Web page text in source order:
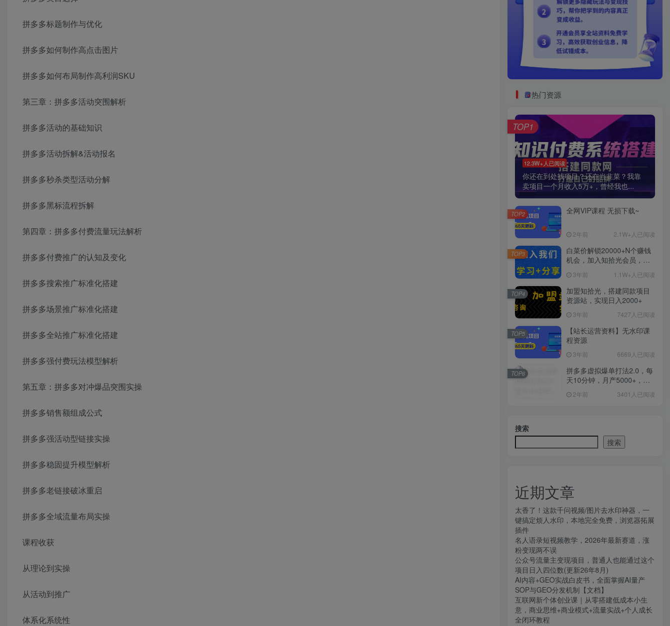
拼多多标题制作与优化
拼多多如何制作高点击图片
拼多多如何布局制作高利润SKU
第三章：拼多多活动突围解析
拼多多活动的基础知识
拼多多活动拆解&活动报名
拼多多秒杀类型活动分解
拼多多黑标流程拆解
第四章：拼多多付费流量玩法解析
拼多多付费推广的认知及变化
拼多多搜索推广标准化搭建
拼多多场景推广标准化搭建
拼多多全站推广标准化搭建
拼多多强付费玩法模型解析
第五章：拼多多对冲爆品突围实操
拼多多销售额组成公式
拼多多强活动型链接实操
拼多多稳固提升模型解析
拼多多老链接破冰重启
拼多多全域流量布局实操
课程收获
从理论到实操
从活动到推广
体系化系统性
热门资源
12.3W+人已阅读
你还在到处找项目？还在当韭菜？我靠
卖项目一个月收入5万+，曾经我也...
TOP1
全网VIP课程 无损下载~
2年前 2.1W+人已阅读
TOP2
白菜价解锁20000+N个赚钱
机会，加入知拾光会员，全
3年前 1.1W+人已阅读
TOP3
加盟知拾光，搭建同款项目
资源站，实现日入2000+
3年前 7427人已阅读
TOP4
【站长运营资料】无水印课
程资源
3年前 6669人已阅读
TOP5
拼多多虚拟爆单打法2.0，每
天10分钟，月产5000+，从0
2年前 3401人已阅读
TOP6
搜索
搜索
近期文章
太香了！这款千问视频/图片去水印神器，一
键搞定烦人水印，本地完全免费，浏览器拓展
插件
名人语录短视频教学，2026年最新赛道，涨
粉变现两不误
公众号流量主变现项目，普通人也能通过这个
项目日入四位数(更新26年8月)
AI内容+GEO实战白皮书，全面掌握AI量产
SOP与GEO分发机制【文档】
互联网新个体创业课｜从零搭建低成本小生
意，商业思维+商业模式+流量实战+个人成长
全闭环教程